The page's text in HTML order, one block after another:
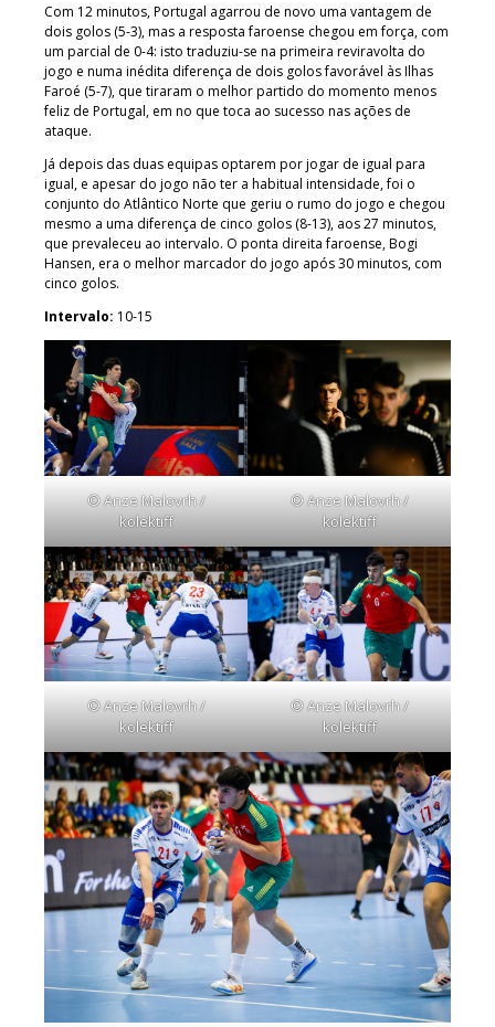
Com 12 minutos, Portugal agarrou de novo uma vantagem de
dois golos (5-3), mas a resposta faroense chegou em força, com
um parcial de 0-4: isto traduziu-se na primeira reviravolta do
jogo e numa inédita diferença de dois golos favorável às Ilhas
Faroé (5-7), que tiraram o melhor partido do momento menos
feliz de Portugal, em no que toca ao sucesso nas ações de
ataque.
Já depois das duas equipas optarem por jogar de igual para
igual, e apesar do jogo não ter a habitual intensidade, foi o
conjunto do Atlântico Norte que geriu o rumo do jogo e chegou
mesmo a uma diferença de cinco golos (8-13), aos 27 minutos,
que prevaleceu ao intervalo. O ponta direita faroense, Bogi
Hansen, era o melhor marcador do jogo após 30 minutos, com
cinco golos.
Intervalo: 10-15
© Anze Malovrh /
kolektiff
© Anze Malovrh /
kolektiff
© Anze Malovrh /
kolektiff
© Anze Malovrh /
kolektiff